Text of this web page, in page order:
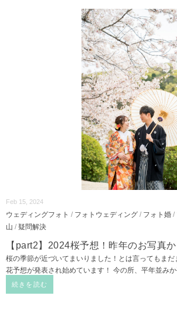
Feb 15, 2024
ウェディングフォト / フォトウェディング / フォト婚 /
山 / 疑問解決
【part2】2024桜予想！昨年のお写真
桜の季節が近づいてまいりました！とは言ってもま
花予想が発表され始めています！ 今の所、平年並み
続きを読む